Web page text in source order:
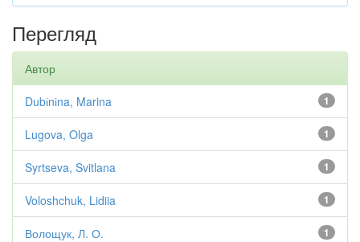
Перегляд
Автор
1
Dubіnіna, Marina
1
Lugova, Olga
1
Syrtseva, Svitlana
1
Voloshchuk, Lidiia
1
Волощук, Л. О.